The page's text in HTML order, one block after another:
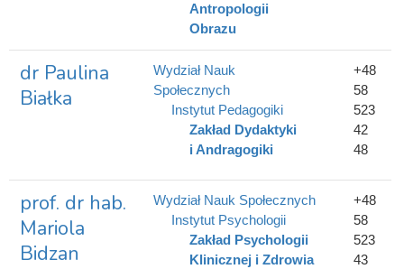
Antropologii
Obrazu
dr Paulina
Białka
+48
58
523
42
48
Wydział Nauk
Społecznych
Instytut Pedagogiki
Zakład Dydaktyki
i Andragogiki
prof. dr hab.
Mariola
Bidzan
+48
58
523
43
Wydział Nauk Społecznych
Instytut Psychologii
Zakład Psychologii
Klinicznej i Zdrowia